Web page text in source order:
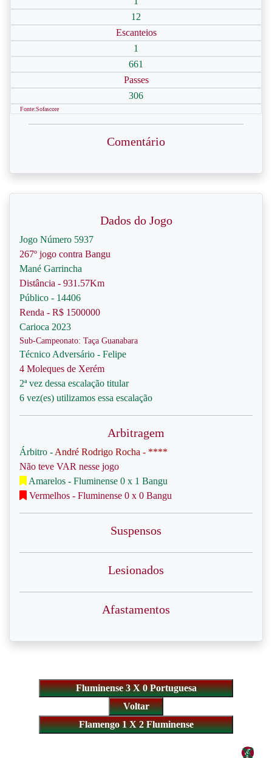
12
Escanteios
1
661
Passes
306
Fonte:Sofascore
Comentário
Dados do Jogo
Jogo Número 5937
267º jogo contra Bangu
Mané Garrincha
Distância - 931.57Km
Público - 14406
Renda - R$ 1500000
Carioca 2023
Sub-Campeonato: Taça Guanabara
Técnico Adversário - Felipe
4 Moleques de Xerém
2ª vez dessa escalação titular
6 vez(es) utilizamos essa escalação
Arbitragem
Árbitro - André Rodrigo Rocha - ****
Não teve VAR nesse jogo
Amarelos - Fluminense 0 x 1 Bangu
Vermelhos - Fluminense 0 x 0 Bangu
Suspensos
Lesionados
Afastamentos